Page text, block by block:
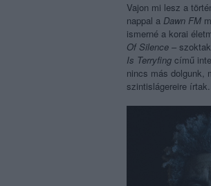
Vajon mi lesz a
nappal a Dawn FM
ismerné a korai
Of Silence – szoktak
Is Terryfing című
nincs más dolgunk,
szintislágereire írtak.